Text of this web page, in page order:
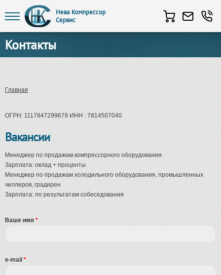
Нева Компрессор
Сервис
Контакты
Вы здесь
Главная
ОГРН: 1117847299679 ИНН : 7814507040
Вакансии
Менеджер по продажам компрессорного оборудования
Зарплата: оклад + проценты
Менеджер по продажам холодильного оборудования, промышленных
чиллеров, градирен
Зарплата: по результатам собеседования
Ваше имя*
e-mail*